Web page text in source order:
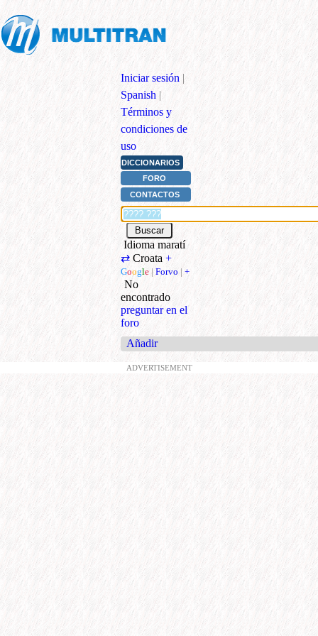
Iniciar sesión |
Spanish |
Términos y
condiciones de
uso
DICCIONARIOS
FORO
CONTACTOS
Idioma maratí
⇄ Croata +
Google | Forvo | +
No
encontrado
preguntar en el
foro
Añadir
ADVERTISEMENT